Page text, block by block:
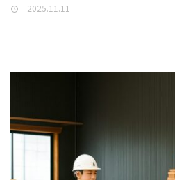
2025.11.11